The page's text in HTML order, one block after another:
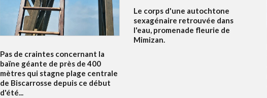
Pas de craintes concernant la
baïne géante de près de 400
mètres qui stagne plage centrale
de Biscarrosse depuis ce début
d'été...
Le corps d'une autochtone
sexagénaire retrouvée dans
l'eau, promenade fleurie de
Mimizan.